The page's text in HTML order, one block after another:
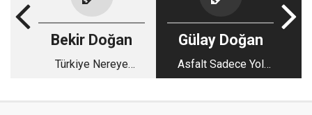
Bekir Doğan
Türkiye Nereye
Gülay Doğan
Asfalt Sadece Yol
Değildir!